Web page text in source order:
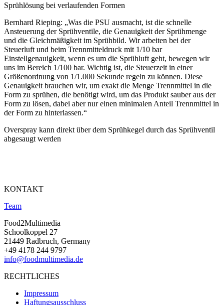
Sprühlösung bei verlaufenden Formen
Bernhard Rieping: „Was die PSU ausmacht, ist die schnelle
Ansteuerung der Sprühventile, die Genauigkeit der Sprühmenge
und die Gleichmäßigkeit im Sprühbild. Wir arbeiten bei der
Steuerluft und beim Trennmitteldruck mit 1/10 bar
Einstellgenauigkeit, wenn es um die Sprühluft geht, bewegen wir
uns im Bereich 1/100 bar. Wichtig ist, die Steuerzeit in einer
Größenordnung von 1/1.000 Sekunde regeln zu können. Diese
Genauigkeit brauchen wir, um exakt die Menge Trennmittel in die
Form zu sprühen, die benötigt wird, um das Produkt sauber aus der
Form zu lösen, dabei aber nur einen minimalen Anteil Trennmittel in
der Form zu hinterlassen.“
Overspray kann direkt über dem Sprühkegel durch das Sprühventil
abgesaugt werden
KONTAKT
Team
Food2Multimedia
Schoolkoppel 27
21449 Radbruch, Germany
+49 4178 244 9797
info@foodmultimedia.de
RECHTLICHES
Impressum
Haftungsausschluss